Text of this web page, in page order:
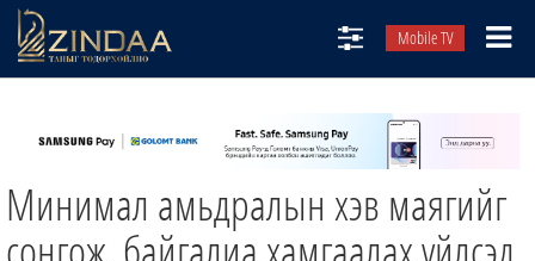
Mobile TV
ТВ8
ӨГЛӨӨНИЙ СОНИН
Минимал амьдралын хэв маягийг